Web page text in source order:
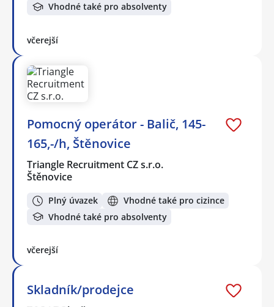
Vhodné také pro absolventy
včerejší
Pomocný operátor - Balič, 145-
165,-/h, Štěnovice
Triangle Recruitment CZ s.r.o.
Štěnovice
Plný úvazek
Vhodné také pro cizince
Vhodné také pro absolventy
včerejší
Skladník/prodejce